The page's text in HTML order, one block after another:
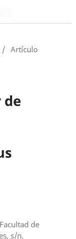
/ Artículo
de
de
s/n,